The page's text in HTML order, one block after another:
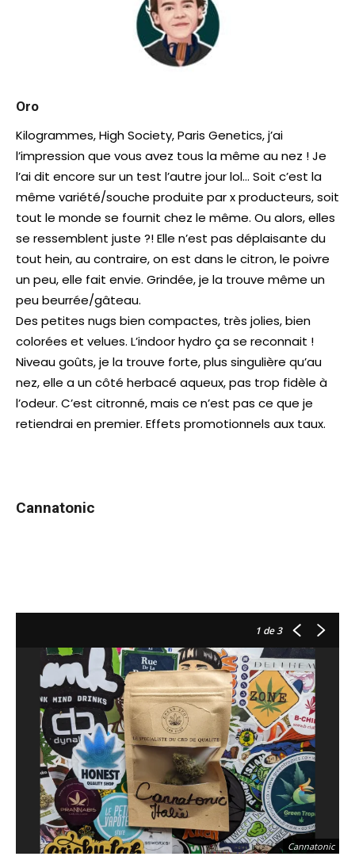
Oro
Kilogrammes, High Society, Paris Genetics, j’ai
l’impression que vous avez tous la même au nez ! Je
l’ai dit encore sur un test l’autre jour lol… Soit c’est la
même variété/souche produite par x producteurs, soit
tout le monde se fournit chez le même. Ou alors, elles
se ressemblent juste ?! Elle n’est pas déplaisante du
tout hein, au contraire, on est dans le citron, le poivre
un peu, elle fait envie. Grindée, je la trouve même un
peu beurrée/gâteau.
Des petites nugs bien compactes, très jolies, bien
colorées et velues. L’indoor hydro ça se reconnait !
Niveau goûts, je la trouve forte, plus singulière qu’au
nez, elle a un côté herbacé aqueux, pas trop fidèle à
l’odeur. C’est citronné, mais ce n’est pas ce que je
retiendrai en premier. Effets promotionnels aux taux.
Cannatonic
1 de 3
Cannatonic